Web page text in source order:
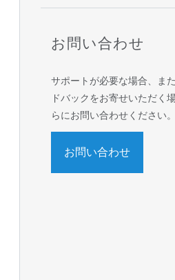
お問い合わせ
サポートが必要な場合、ま
ドバックをお寄せいただく
らにお問い合わせください。
お問い合わせ